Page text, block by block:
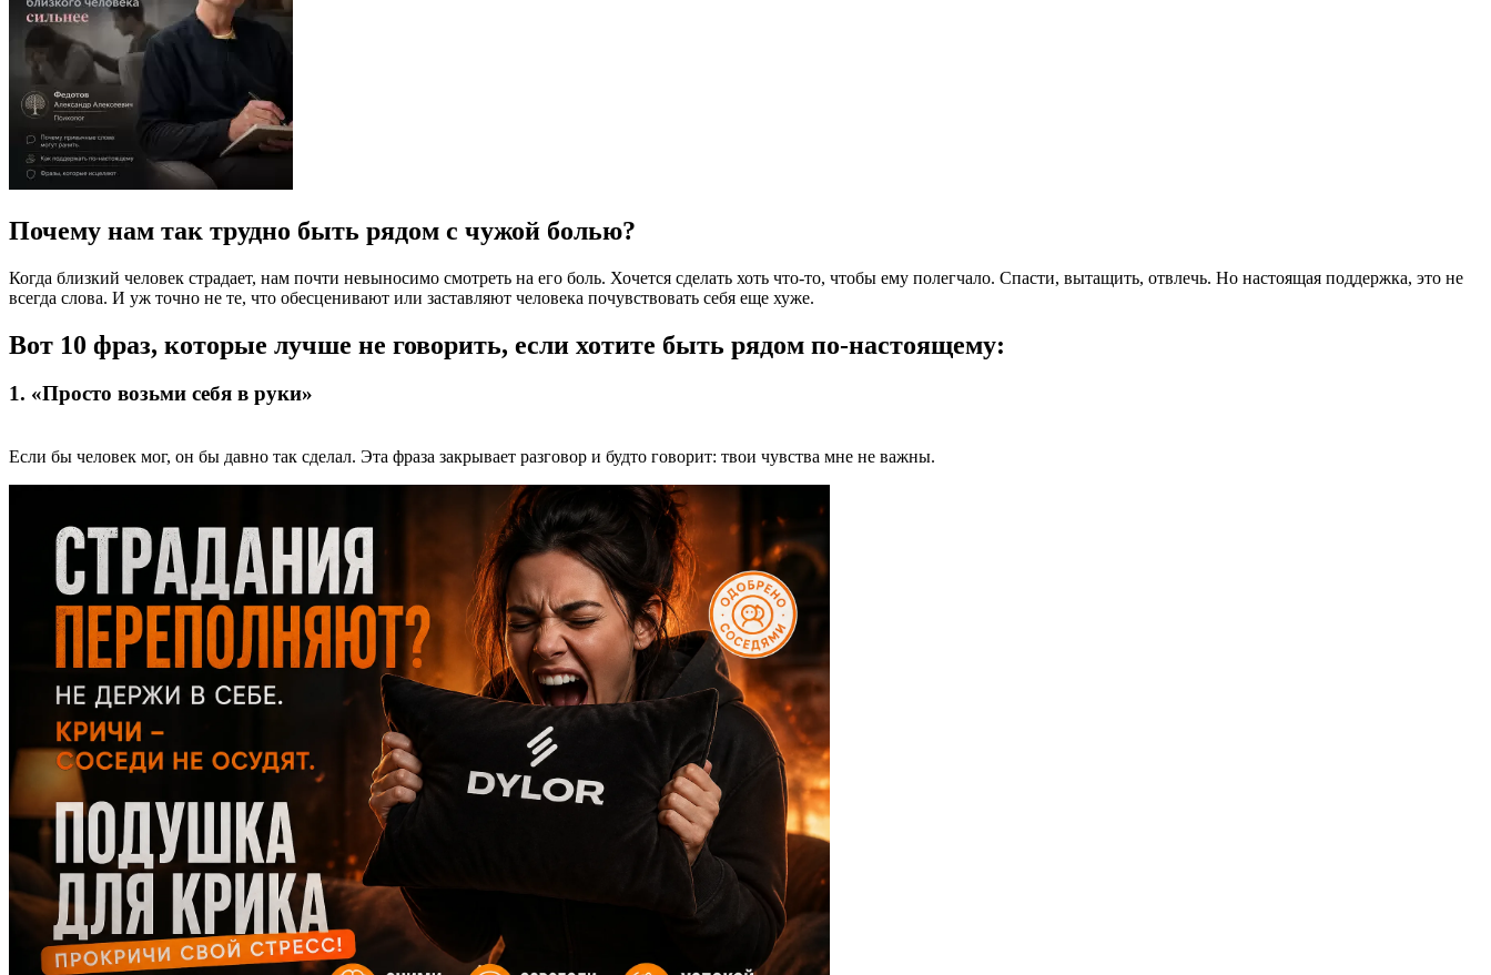
Почему нам так трудно быть рядом с чужой болью?
Когда близкий человек страдает, нам почти невыносимо смотреть на его боль. Хочется сделать хоть что-то, чтобы ему полегчало. Спасти, вытащить, отвлечь. Но настоящая поддержка, это не
всегда слова. И уж точно не те, что обесценивают или заставляют человека почувствовать себя еще хуже.
Вот 10 фраз, которые лучше не говорить, если хотите быть рядом по-настоящему:
1. «Просто возьми себя в руки»
Если бы человек мог, он бы давно так сделал. Эта фраза закрывает разговор и будто говорит: твои чувства мне не важны.